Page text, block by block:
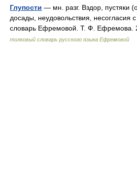
Глупости — мн. разг. Вздор, пустяки
досады, неудовольствия, несогласия
словарь Ефремовой. Т. Ф.
толковый словарь русского языка Ефремовой